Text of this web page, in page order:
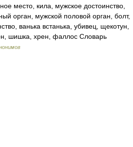
место, кила, мужское достоинство,
орган, мужской половой орган, болт,
ванька встанька, убивец, щекотун,
шишка, хрен, фаллос Словарь